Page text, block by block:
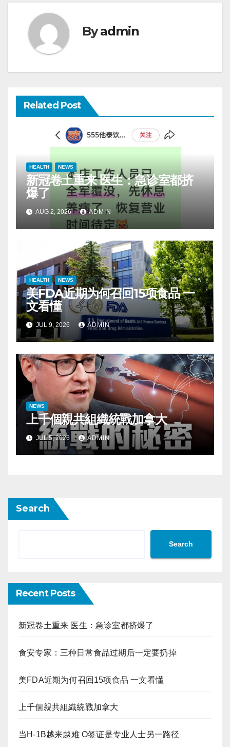
Byadmin
Related Post
HEALTH NEWS
新冠卷土重来 医生：急诊室都挤
爆了
AUG 2, 2026 ADMIN
HEALTH NEWS
美FDA近期为何召回15项食品 一
文看懂
JUL 9, 2026 ADMIN
NEWS
上千個親共組織統戰加拿大
JUL 5, 2026 ADMIN
Search
Search
Recent Posts
新冠卷土重来 医生：急诊室都挤爆了
食安专家：三种日常食品过期后一定要扔掉
美FDA近期为何召回15项食品 一文看懂
上千個親共組織統戰加拿大
当H-1B越来越难 O签证是专业人士另一路径